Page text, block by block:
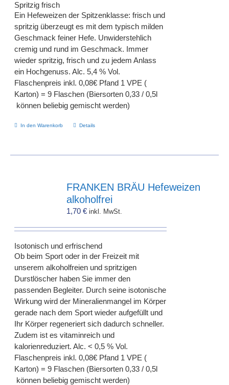
Spritzig frisch
Ein Hefeweizen der Spitzenklasse: frisch und
spritzig überzeugt es mit dem typisch milden
Geschmack feiner Hefe. Unwiderstehlich
cremig und rund im Geschmack. Immer
wieder spritzig, frisch und zu jedem Anlass
ein Hochgenuss. Alc. 5,4 % Vol.
Flaschenpreis inkl. 0,08€ Pfand 1 VPE (
Karton) = 9 Flaschen (Biersorten 0,33 / 0,5l
können beliebig gemischt werden)
In den Warenkorb Details
FRANKEN BRÄU Hefeweizen
alkoholfrei
1,70€ inkl. MwSt.
Isotonisch und erfrischend
Ob beim Sport oder in der Freizeit mit
unserem alkoholfreien und spritzigen
Durstlöscher haben Sie immer den
passenden Begleiter. Durch seine isotonische
Wirkung wird der Mineralienmangel im Körper
gerade nach dem Sport wieder aufgefüllt und
Ihr Körper regeneriert sich dadurch schneller.
Zudem ist es vitaminreich und
kalorienreduziert. Alc. < 0,5 % Vol.
Flaschenpreis inkl. 0,08€ Pfand 1 VPE (
Karton) = 9 Flaschen (Biersorten 0,33 / 0,5l
können beliebig gemischt werden)